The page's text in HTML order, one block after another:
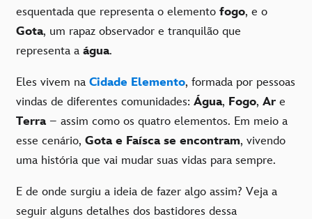
esquentada que representa o elemento fogo, e o
Gota, um rapaz observador e tranquilão que
representa a água.
Eles vivem na Cidade Elemento, formada por pessoas
vindas de diferentes comunidades: Água, Fogo, Ar e
Terra – assim como os quatro elementos. Em meio a
esse cenário, Gota e Faísca se encontram, vivendo
uma história que vai mudar suas vidas para sempre.
E de onde surgiu a ideia de fazer algo assim? Veja a
seguir alguns detalhes dos bastidores dessa